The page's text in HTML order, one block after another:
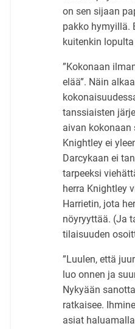
on sen sijaan
pakko hymyillä.
kuitenkin
”Kokonaan
elää”. Näin
tanssiaisten
aivan kokonaan
Knightley ei
Darcykaan ei
tarpeeksi
herra Knightley
Harrietin, jota
nöyryyttää. (Ja
tilaisuuden
”Luulen, että
luo onnen ja
Nykyään
ratkaisee.
asiat